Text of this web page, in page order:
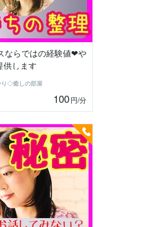
ならではの経験値❤や
供します
り◇癒しの部屋
100円/分